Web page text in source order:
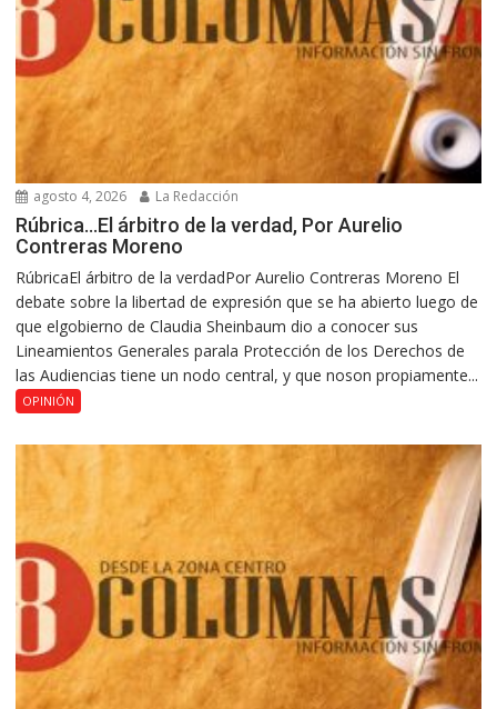
agosto 4, 2026 La Redacción
Rúbrica…El árbitro de la verdad, Por Aurelio
Contreras Moreno
RúbricaEl árbitro de la verdadPor Aurelio Contreras Moreno El
debate sobre la libertad de expresión que se ha abierto luego de
que elgobierno de Claudia Sheinbaum dio a conocer sus
Lineamientos Generales parala Protección de los Derechos de
las Audiencias tiene un nodo central, y que noson propiamente...
OPINIÓN